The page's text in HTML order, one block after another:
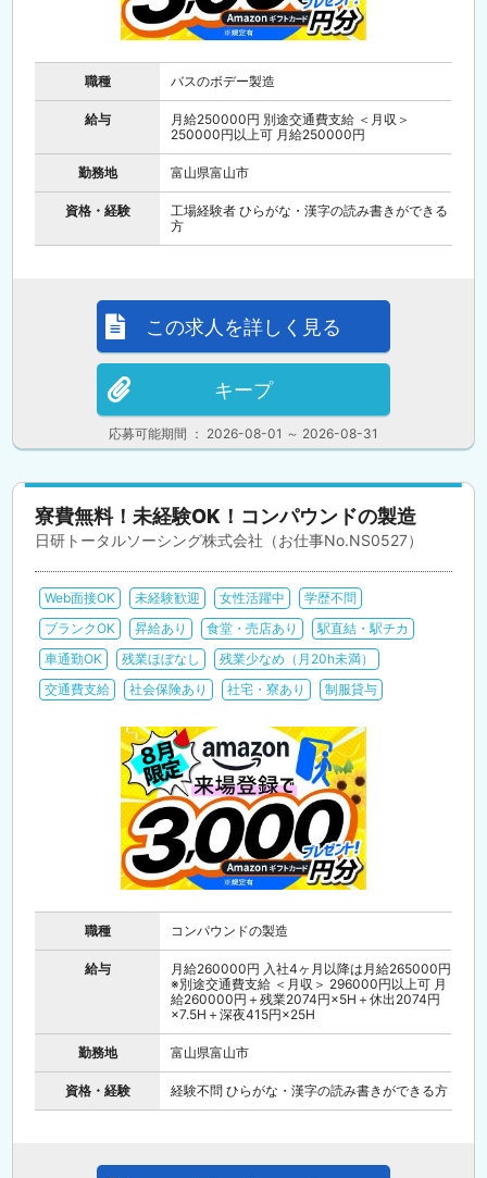
職種 バスのボデー製造
給与
月給250000円 別途交通費支給 ＜月収＞
250000円以上可 月給250000円
勤務地 富山県富山市
資格・経験
工場経験者 ひらがな・漢字の読み書きができる
方
応募可能期間 ： 2026-08-01 ～ 2026-08-31
この求人を詳しく見る
キープ
寮費無料！未経験OK！コンパウンドの製造
日研トータルソーシング株式会社（お仕事No.NS0527）
Web面接OK 未経験歓迎 女性活躍中
学歴不問
ブランクOK
昇給あり 食堂・売店あり
駅直結・駅チカ
車通勤OK
残業ほぼなし
残業少なめ（月20h未満）
交通費支給
社会保険あり 社宅・寮あり 制服貸与
職種 コンパウンドの製造
給与
月給260000円 入社4ヶ月以降は月給265000円
※別途交通費支給 ＜月収＞ 296000円以上可 月
給260000円＋残業2074円×5H＋休出2074円
×7.5H＋深夜415円×25H
勤務地 富山県富山市
資格・経験 経験不問 ひらがな・漢字の読み書きができる方